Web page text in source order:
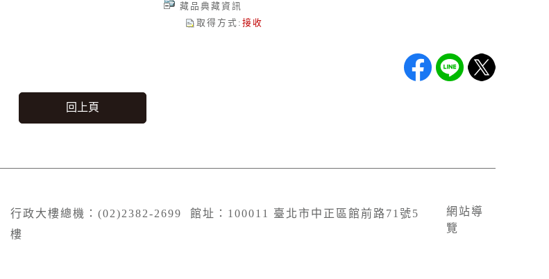
藏品典藏資訊
取得方式 : 接收
回上頁
行政大樓總機：(02)2382-2699 館址：100011 臺北市中正區館前路71號5
樓
網站導
覽